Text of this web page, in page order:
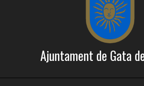
Ajuntament de Gata